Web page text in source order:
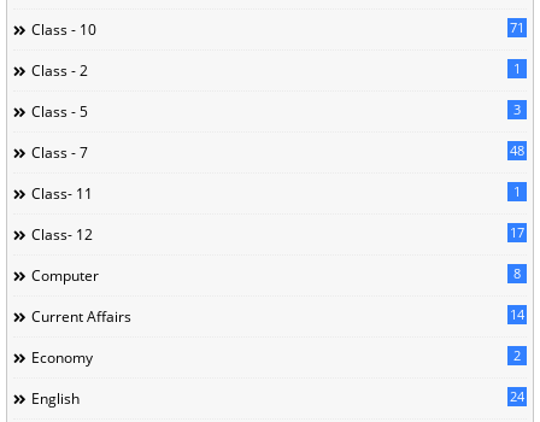
Class - 10 71
Class - 2 1
Class - 5 3
Class - 7 48
Class- 11 1
Class- 12 17
Computer 8
Current Affairs 14
Economy 2
English 24